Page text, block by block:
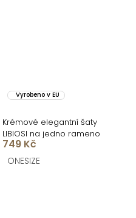
Vyrobeno v EU
Krémové elegantní šaty
LIBIOSI na jedno rameno
749 Kč
ONESIZE